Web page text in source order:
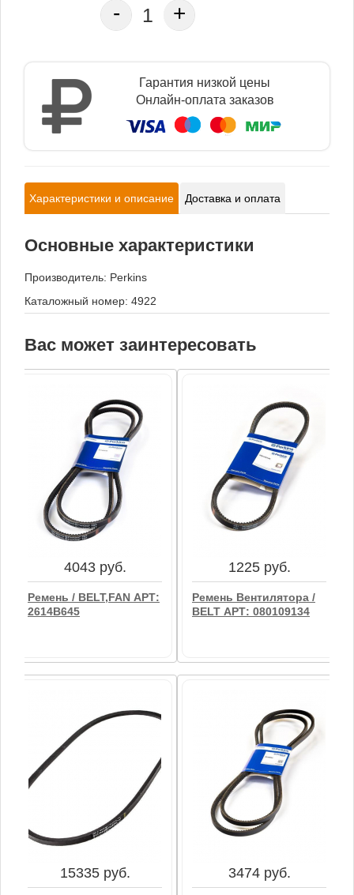
- +
Гарантия низкой цены
Онлайн-оплата заказов
Характеристики и описание Доставка и оплата
Основные характеристики
Производитель: Perkins
Каталожный номер: 4922
Вас может заинтересовать
4043 руб.
Ремень / BELT,FAN АРТ:
2614B645
Ремень / BELT,FAN АРТ:
2614B645
В корзину
1225 руб.
Ремень Вентилятора /
BELT АРТ: 080109134
1225 руб.
Ремень Вентилятора /
BELT АРТ: 080109134
В корзину
15335 руб. 3474 руб.